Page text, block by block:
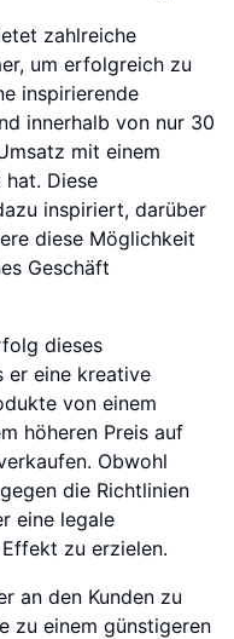
zahlreiche
um erfolgreich zu
inspirierende
innerhalb von nur 30
mit einem
Diese
inspiriert, darüber
diese Möglichkeit
Geschäft
dieses
er eine kreative
von einem
höheren Preis auf
Obwohl
die Richtlinien
eine legale
zu erzielen.
an den Kunden zu
zu einem günstigeren